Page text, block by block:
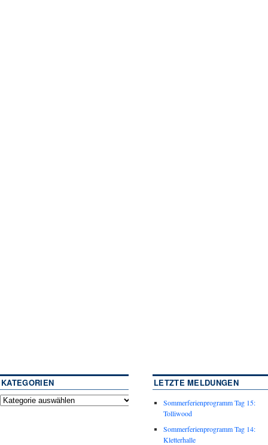
KATEGORIEN LETZTE MELDUNGEN
Sommerferienprogramm Tag 15:
Tolliwood
Sommerferienprogramm Tag 14:
Kletterhalle